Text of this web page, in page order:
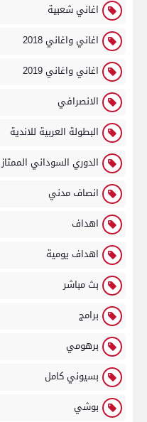
اغاني شعبية
اغاني واغاني 2018
اغاني واغاني 2019
الانصرافي
البطولة العربية للاندية
الدوري السوداني الممتاز 2018
انصاف مدني
اهداف
اهداف يومية
بث مباشر
برامج
برهومي
بسيوني كامل
بوشي